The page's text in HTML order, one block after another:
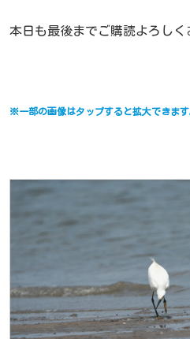
本日も最後までご購読よろし
※一部の画像はタップすると拡大できます